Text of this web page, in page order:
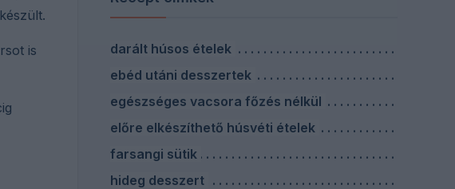
is
darált húsos ételek
ebéd utáni desszertek
egészséges vacsora főzés nélkül
előre elkészíthető húsvéti ételek
farsangi sütik
hideg desszert